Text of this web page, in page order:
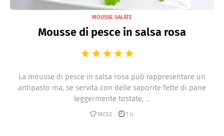
MOUSSE SALATE
Mousse di pesce in salsa rosa
La mousse di pesce in salsa rosa può rappresentare un
antipasto ma, se servita con delle saporite fette di pane
leggermente tostate, ...
FACILE 1 h